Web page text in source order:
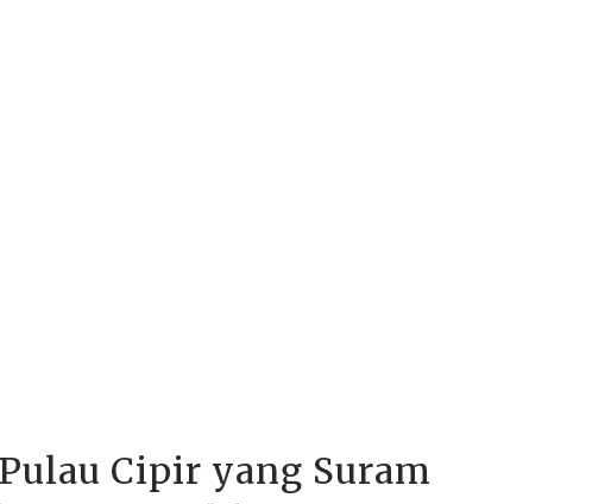
Cipir yang Suram